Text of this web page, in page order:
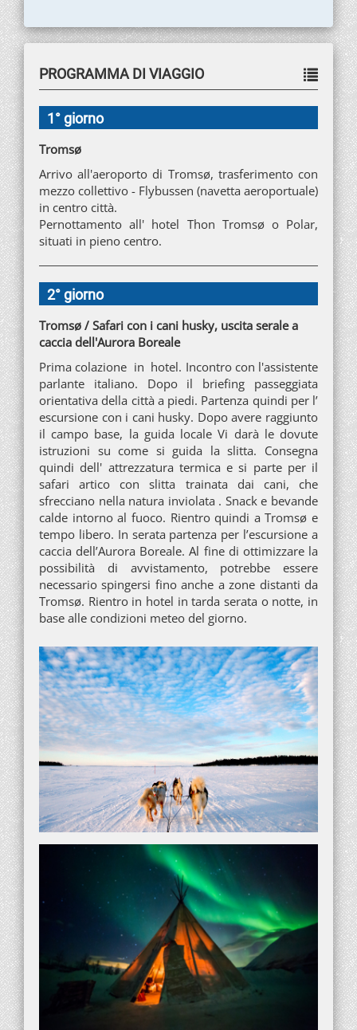
PROGRAMMA DI VIAGGIO
1° giorno
Tromsø
Arrivo all'aeroporto di Tromsø, trasferimento con
mezzo collettivo - Flybussen (navetta aeroportuale)
in centro città.
Pernottamento all' hotel Thon Tromsø o Polar,
situati in pieno centro.
2° giorno
Tromsø / Safari con i cani husky, uscita serale a
caccia dell'Aurora Boreale
Prima colazione in hotel. Incontro con l'assistente
parlante italiano. Dopo il briefing passeggiata
orientativa della città a piedi. Partenza quindi per l’
escursione con i cani husky. Dopo avere raggiunto
il campo base, la guida locale Vi darà le dovute
istruzioni su come si guida la slitta. Consegna
quindi dell' attrezzatura termica e si parte per il
safari artico con slitta trainata dai cani, che
sfrecciano nella natura inviolata . Snack e bevande
calde intorno al fuoco. Rientro quindi a Tromsø e
tempo libero. In serata partenza per l’escursione a
caccia dell’Aurora Boreale. Al fine di ottimizzare la
possibilità di avvistamento, potrebbe essere
necessario spingersi fino anche a zone distanti da
Tromsø. Rientro in hotel in tarda serata o notte, in
base alle condizioni meteo del giorno.